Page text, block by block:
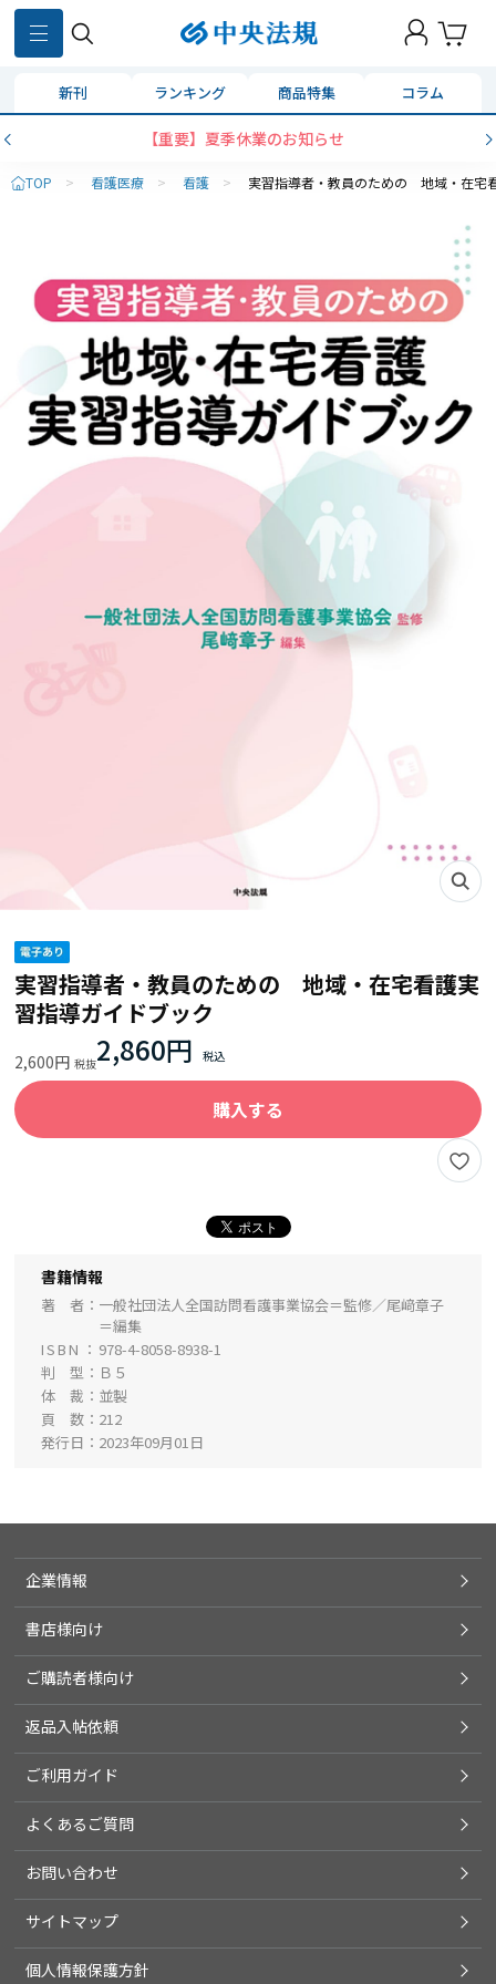
新刊 ランキング 商品特集 コラム
【重要】夏季休業のお知らせ
TOP > 看護医療 > 看護 > 実習指導者・教員のための 地域・在宅
実習指導者・教員のための 地域・在宅看護実
習指導ガイドブック
2,600円 2,860円
購入する
書籍情報
著 者
一般社団法人全国訪問看護事業協会＝監修／尾﨑章子
＝編集
ISBN
978-4-8058-8938-1
判 型
Ｂ５
体 裁
並製
頁 数
212
発行日
2023年09月01日
企業情報
書店様向け
ご購読者様向け
返品入帖依頼
ご利用ガイド
よくあるご質問
お問い合わせ
サイトマップ
個人情報保護方針